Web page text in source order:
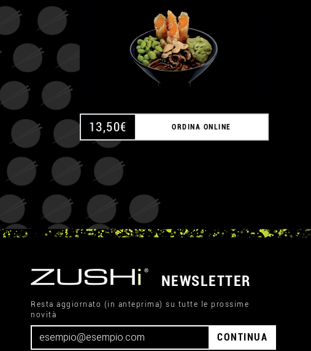
13,50€ ORDINA ONLINE
NEWSLETTER
Resta aggiornato (in anteprima) su tutte le prossime
novità
CONTINUA